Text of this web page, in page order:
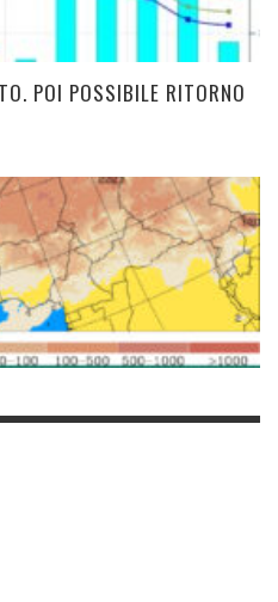
POI POSSIBILE RITORNO